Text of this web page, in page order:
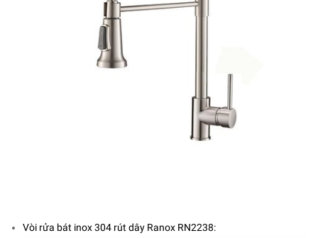
Vòi rửa bát inox 304 rút dây Ranox RN2238: